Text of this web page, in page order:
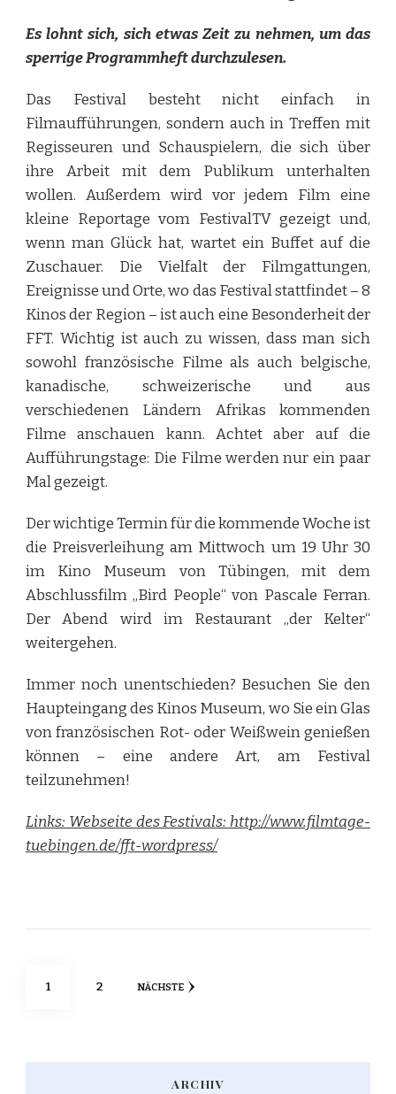
Es lohnt sich, sich etwas Zeit zu nehmen, um das
sperrige Programmheft durchzulesen.
Das Festival besteht nicht einfach in
Filmaufführungen, sondern auch in Treffen mit
Regisseuren und Schauspielern, die sich über
ihre Arbeit mit dem Publikum unterhalten
wollen. Außerdem wird vor jedem Film eine
kleine Reportage vom FestivalTV gezeigt und,
wenn man Glück hat, wartet ein Buffet auf die
Zuschauer. Die Vielfalt der Filmgattungen,
Ereignisse und Orte, wo das Festival stattfindet – 8
Kinos der Region – ist auch eine Besonderheit der
FFT. Wichtig ist auch zu wissen, dass man sich
sowohl französische Filme als auch belgische,
kanadische, schweizerische und aus
verschiedenen Ländern Afrikas kommenden
Filme anschauen kann. Achtet aber auf die
Aufführungstage: Die Filme werden nur ein paar
Mal gezeigt.
Der wichtige Termin für die kommende Woche ist
die Preisverleihung am Mittwoch um 19 Uhr 30
im Kino Museum von Tübingen, mit dem
Abschlussfilm „Bird People“ von Pascale Ferran.
Der Abend wird im Restaurant „der Kelter“
weitergehen.
Immer noch unentschieden? Besuchen Sie den
Haupteingang des Kinos Museum, wo Sie ein Glas
von französischen Rot- oder Weißwein genießen
können – eine andere Art, am Festival
teilzunehmen!
Links: Webseite des Festivals: http://www.filmtage-
tuebingen.de/fft-wordpress/
Seitennummerierung
SEITE
1 SEITE
2 NÄCHSTE
ARCHIV